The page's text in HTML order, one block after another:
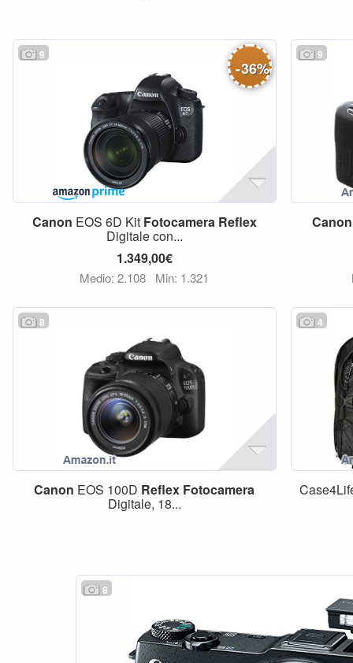
9
-36%
Canon EOS 6D Kit Fotocamera Reflex
Digitale con...
1.349,00€
Medio: 2.108 Min: 1.321
9
Canon
8
Canon EOS 100D Reflex Fotocamera
Digitale, 18...
4
8